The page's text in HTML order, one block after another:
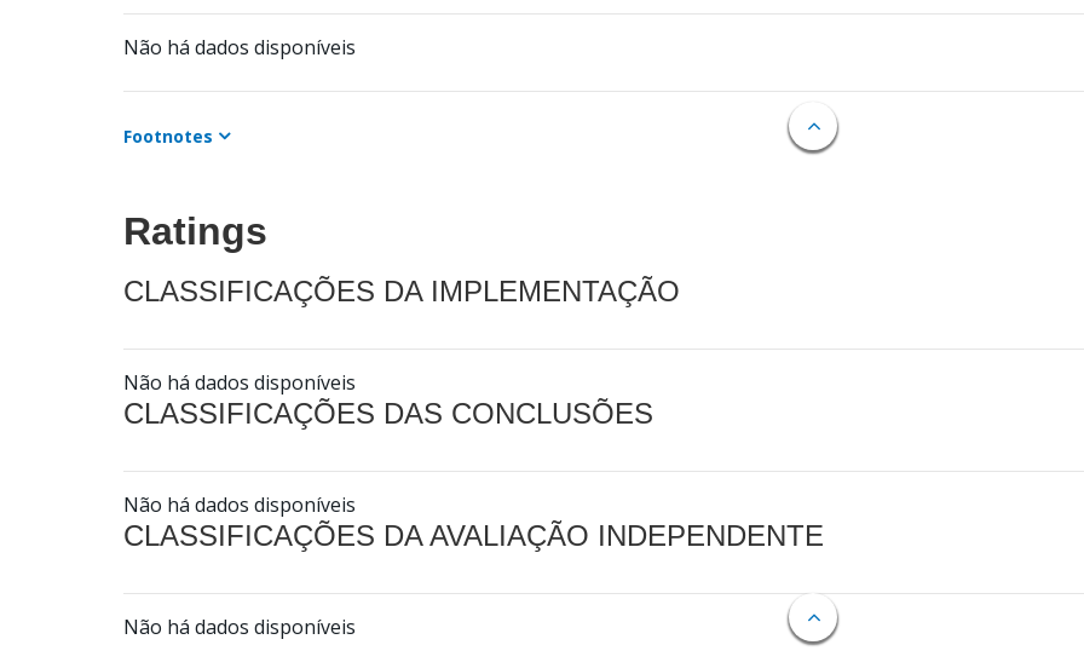
Não há dados disponíveis
Footnotes
Ratings
CLASSIFICAÇÕES DA IMPLEMENTAÇÃO
Não há dados disponíveis
CLASSIFICAÇÕES DAS CONCLUSÕES
Não há dados disponíveis
CLASSIFICAÇÕES DA AVALIAÇÃO INDEPENDENTE
Não há dados disponíveis